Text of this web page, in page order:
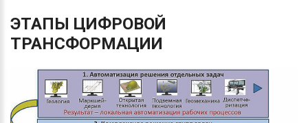
ЭТАПЫ ЦИФРОВОЙ
ТРАНСФОРМАЦИИ